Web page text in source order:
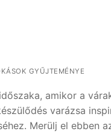
GYŰJTEMÉNYE
amikor a
varázsa
Merülj el ebben